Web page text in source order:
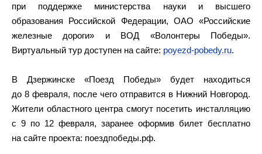
при поддержке министерства науки и высшего
образования Российской Федерации, ОАО «Российские
железные дороги» и ВОД «Волонтеры Победы».
Виртуальный тур доступен на сайте: poyezd-pobedy.ru.
В Дзержинске «Поезд Победы» будет находиться
до 8 февраля, после чего отправится в Нижний Новгород.
Жители областного центра смогут посетить инсталляцию
с 9 по 12 февраля, заранее оформив билет бесплатно
на сайте проекта: поездпобеды.рф.